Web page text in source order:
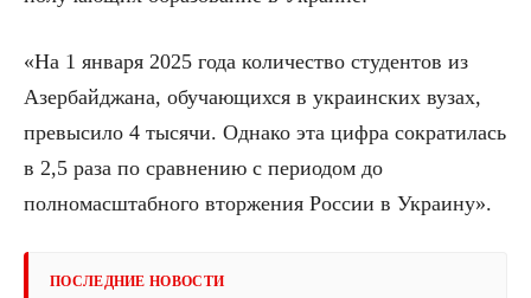
«На 1 января 2025 года количество студентов из
Азербайджана, обучающихся в украинских вузах,
превысило 4 тысячи. Однако эта цифра сократилась
в 2,5 раза по сравнению с периодом до
полномасштабного вторжения России в Украину».
ПОСЛЕДНИЕ НОВОСТИ